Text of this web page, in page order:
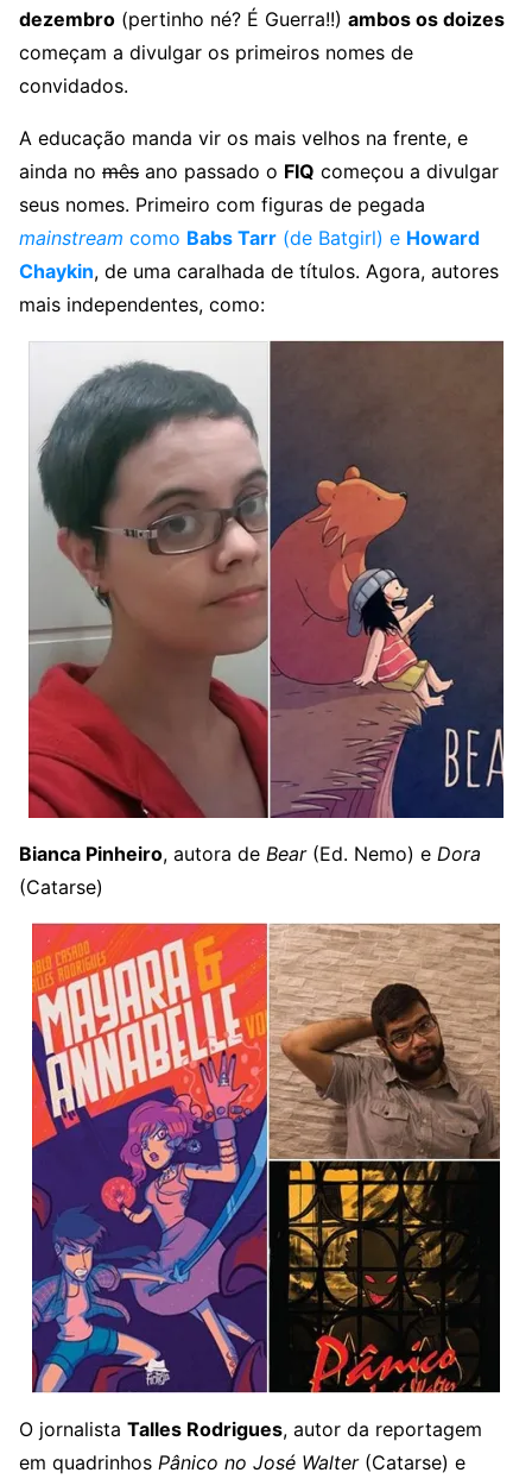
dezembro (pertinho né? É Guerra!!) ambos os doizes
começam a divulgar os primeiros nomes de
convidados.
A educação manda vir os mais velhos na frente, e
ainda no mês ano passado o FIQ começou a divulgar
seus nomes. Primeiro com figuras de pegada
mainstream como Babs Tarr (de Batgirl) e Howard
Chaykin, de uma caralhada de títulos. Agora, autores
mais independentes, como:
Bianca Pinheiro, autora de Bear(Ed. Nemo) e Dora
(Catarse)
O jornalista Talles Rodrigues, autor da reportagem
em quadrinhos Pânico no José Walter(Catarse) e